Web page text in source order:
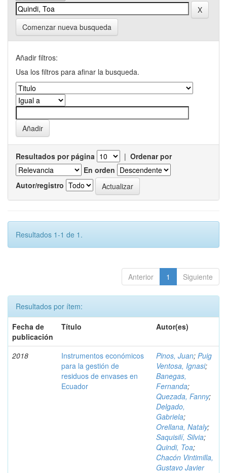
Comenzar nueva busqueda
Añadir filtros:
Usa los filtros para afinar la busqueda.
Resultados por página | Ordenar por
En orden
Autor/registro
Resultados 1-1 de 1.
Anterior 1 Siguiente
Resultados por ítem:
Fecha de
publicación
Título Autor(es)
2018
Instrumentos económicos
para la gestión de
residuos de envases en
Ecuador
Pinos, Juan; Puig
Ventosa, Ignasi;
Banegas,
Fernanda;
Quezada, Fanny;
Delgado,
Gabriela;
Orellana, Nataly;
Saquisilí, Silvia;
Quindi, Toa;
Chacón Vintimilla,
Gustavo Javier